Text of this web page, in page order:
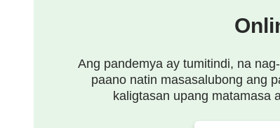
'di ka ba mababalisa?
Ang pandemya ay tumitindi, na
paano natin masasalubong ang
kaligtasan upang matamasa